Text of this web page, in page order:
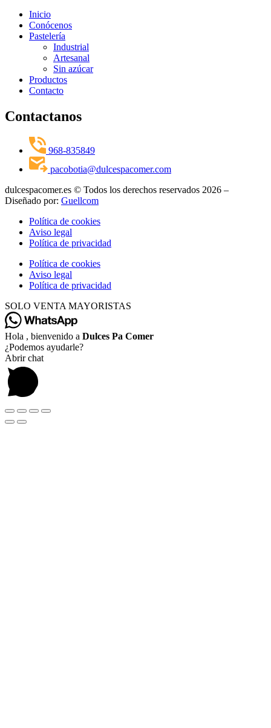
Inicio
Conócenos
Pastelería
Industrial
Artesanal
Sin azúcar
Productos
Contacto
Contactanos
968-835849
pacobotia@dulcespacomer.com
dulcespacomer.es © Todos los derechos reservados 2026 –
Diseñado por: Guellcom
Política de cookies
Aviso legal
Política de privacidad
Política de cookies
Aviso legal
Política de privacidad
SOLO VENTA MAYORISTAS
Hola , bienvenido a Dulces Pa Comer
¿Podemos ayudarle?
Abrir chat